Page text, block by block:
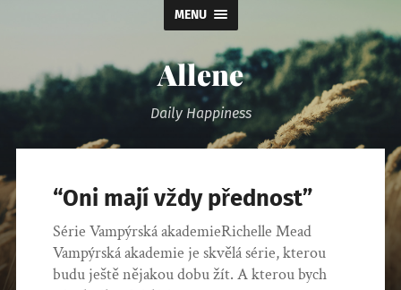
MENU
Allene
Daily Happiness
“Oni mají vždy přednost”
Série Vampýrská akademieRichelle Mead
Vampýrská akademie je skvělá série, kterou
budu ještě nějakou dobu žít. A kterou bych